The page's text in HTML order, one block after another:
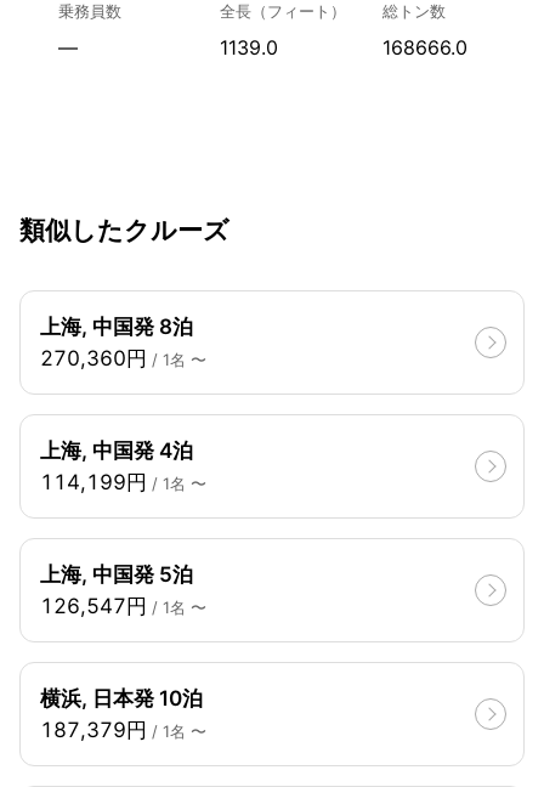
乗務員数
—
全長（フィート）
1139.0
総トン数
168666.0
類似したクルーズ
上海, 中国発 8泊
270,360円 / 1名 〜
上海, 中国発 4泊
114,199円 / 1名 〜
上海, 中国発 5泊
126,547円 / 1名 〜
横浜, 日本発 10泊
187,379円 / 1名 〜